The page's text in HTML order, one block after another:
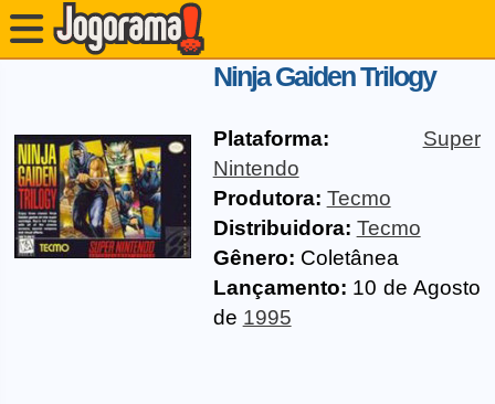
Ninja Gaiden Trilogy
Plataforma:
Super
Nintendo
Produtora: Tecmo
Distribuidora: Tecmo
Gênero: Coletânea
Lançamento: 10 de Agosto
de 1995